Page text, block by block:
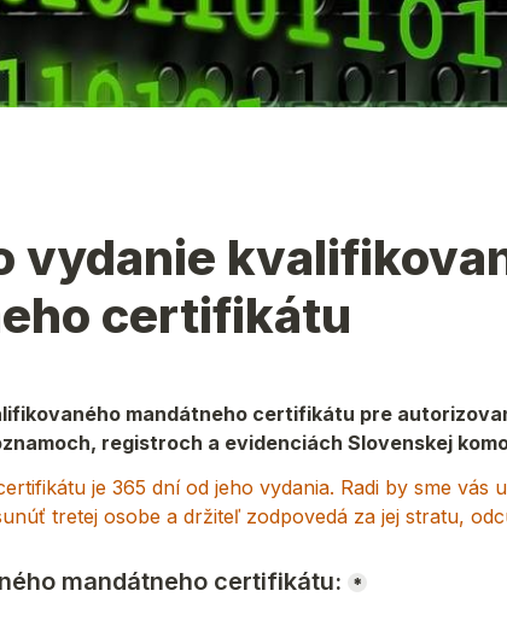
vydanie
certifikátu
mandátneho certifikátu pre
registroch a evidenciách Slovenskej
je 365 dní od jeho vydania. Radi by sme vás
tretej osobe a držiteľ zodpovedá za jej stratu,
mandátneho certifikátu: *